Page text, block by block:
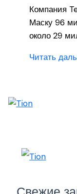
Компания
Маску 96
около 29
Читать